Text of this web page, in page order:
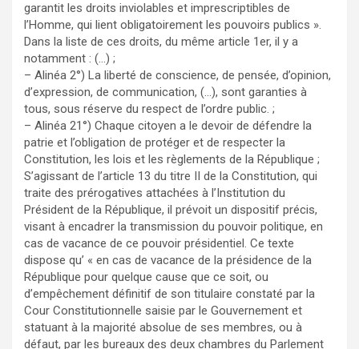
garantit les droits inviolables et imprescriptibles de
l’Homme, qui lient obligatoirement les pouvoirs publics ».
Dans la liste de ces droits, du même article 1er, il y a
notamment : (…) ;
– Alinéa 2°) La liberté de conscience, de pensée, d’opinion,
d’expression, de communication, (…), sont garanties à
tous, sous réserve du respect de l’ordre public. ;
– Alinéa 21°) Chaque citoyen a le devoir de défendre la
patrie et l’obligation de protéger et de respecter la
Constitution, les lois et les règlements de la République ;
S’agissant de l’article 13 du titre II de la Constitution, qui
traite des prérogatives attachées à l’Institution du
Président de la République, il prévoit un dispositif précis,
visant à encadrer la transmission du pouvoir politique, en
cas de vacance de ce pouvoir présidentiel. Ce texte
dispose qu’ « en cas de vacance de la présidence de la
République pour quelque cause que ce soit, ou
d’empêchement définitif de son titulaire constaté par la
Cour Constitutionnelle saisie par le Gouvernement et
statuant à la majorité absolue de ses membres, ou à
défaut, par les bureaux des deux chambres du Parlement